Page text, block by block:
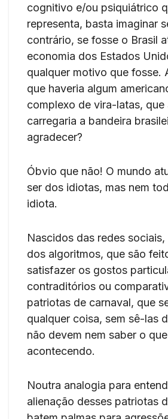
cognitivo e/ou psiquiátrico
representa, basta imaginar
contrário, se fosse o Brasil
economia dos Estados
qualquer motivo que fosse.
que haveria algum
complexo de vira-latas, que
carregaria a bandeira
agradecer?
Óbvio que não! O mundo
ser dos idiotas, mas nem
idiota.
Nascidos das redes
dos algoritmos, que são
satisfazer os gostos
contraditórios ou
patriotas de carnaval, que
qualquer coisa, sem sê-las
não devem nem saber o
acontecendo.
Noutra analogia para
alienação desses patriotas